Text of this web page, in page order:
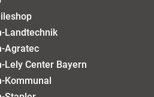
Landtechnik
Agratec
Lely Center Bayern
Kommunal